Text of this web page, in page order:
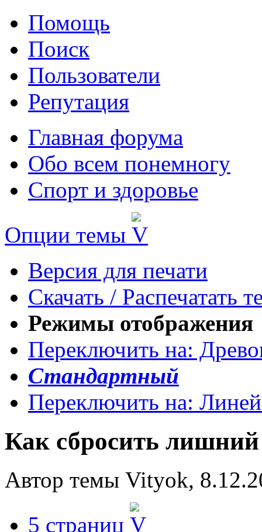
Помощь
Поиск
Пользователи
Репутация
Главная форума
Обо всем понемногу
Спорт и здоровье
Опции темы
Версия для печати
Скачать / Распечатать
Режимы отображения
Переключить на:
Стандартный
Переключить на:
Как сбросить лишний
Автор темы Vityok,
5 страниц